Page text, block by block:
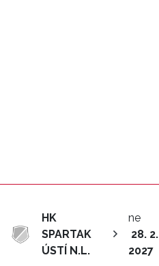
HK
SPARTAK
ÚSTÍ N.L.
ne
28. 2.
2027